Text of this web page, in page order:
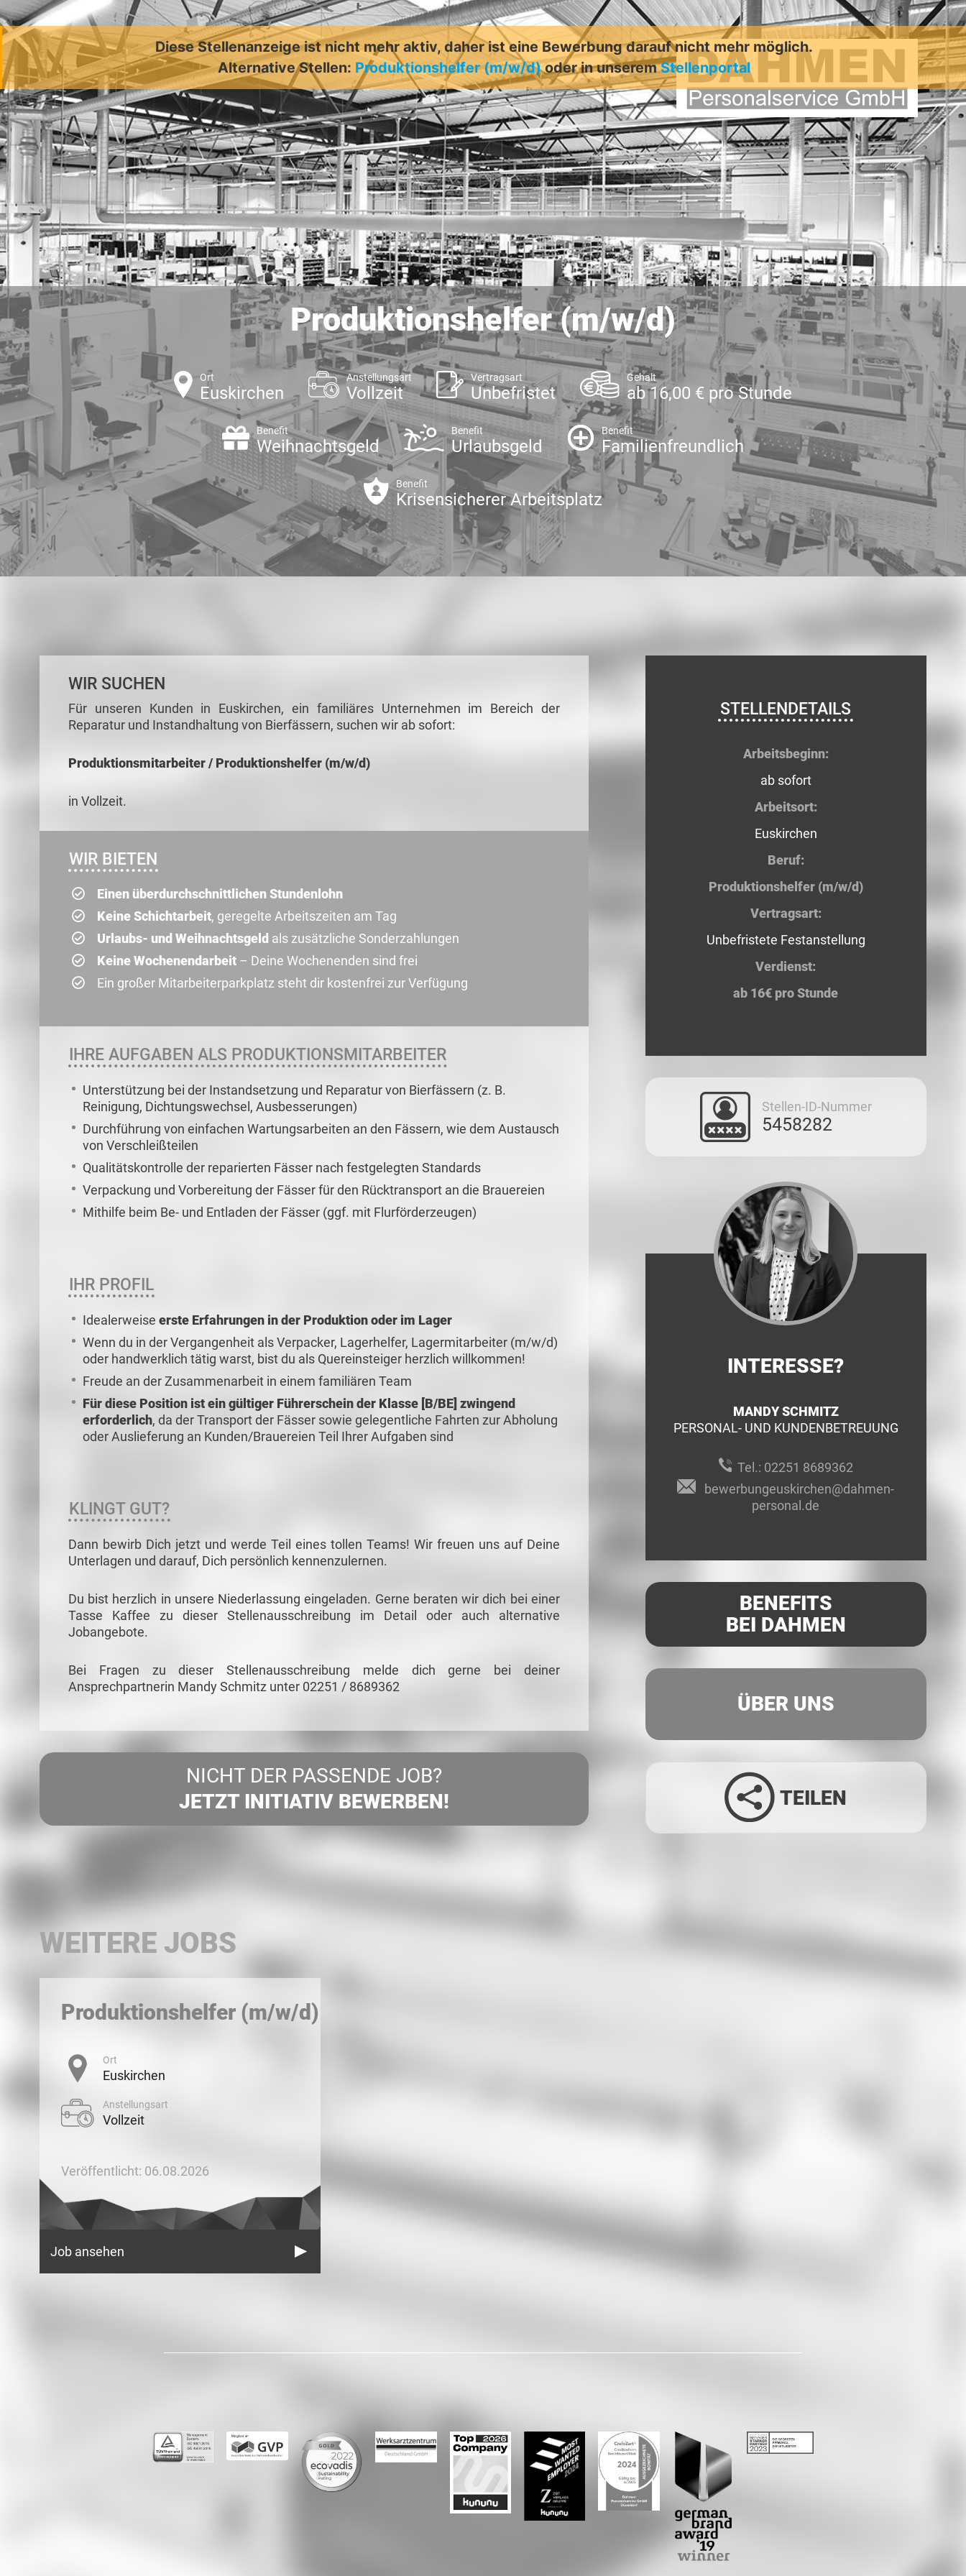
Diese Stellenanzeige ist nicht mehr aktiv, daher ist eine Bewerbung darauf nicht mehr möglich.
Alternative Stellen: Produktionshelfer (m/w/d) oder in unseremStellenportal
Produktionshelfer (m/w/d)
Ort
Euskirchen
Anstellungsart
Vollzeit
Vertragsart
Unbefristet
Gehalt
ab 16,00 € pro Stunde
Benefit
Weihnachtsgeld
Benefit
Urlaubsgeld
Benefit
Familienfreundlich
Benefit
Krisensicherer Arbeitsplatz
WIR SUCHEN
Für unseren Kunden in Euskirchen, ein familiäres Unternehmen im Bereich der
Reparatur und Instandhaltung von Bierfässern, suchen wir ab sofort:
Produktionsmitarbeiter / Produktionshelfer (m/w/d)
in Vollzeit.
WIR BIETEN
Einen überdurchschnittlichen Stundenlohn
Keine Schichtarbeit, geregelte Arbeitszeiten am Tag
Urlaubs- und Weihnachtsgeld als zusätzliche Sonderzahlungen
Keine Wochenendarbeit – Deine Wochenenden sind frei
Ein großer Mitarbeiterparkplatz steht dir kostenfrei zur Verfügung
IHRE AUFGABEN ALS PRODUKTIONSMITARBEITER
Unterstützung bei der Instandsetzung und Reparatur von Bierfässern (z. B.
Reinigung, Dichtungswechsel, Ausbesserungen)
Durchführung von einfachen Wartungsarbeiten an den Fässern, wie dem Austausch
von Verschleißteilen
Qualitätskontrolle der reparierten Fässer nach festgelegten Standards
Verpackung und Vorbereitung der Fässer für den Rücktransport an die Brauereien
Mithilfe beim Be- und Entladen der Fässer (ggf. mit Flurförderzeugen)
IHR PROFIL
Idealerweise erste Erfahrungen in der Produktion oder im Lager
Wenn du in der Vergangenheit als Verpacker, Lagerhelfer, Lagermitarbeiter (m/w/d)
oder handwerklich tätig warst, bist du als Quereinsteiger herzlich willkommen!
Freude an der Zusammenarbeit in einem familiären Team
Für diese Position ist ein gültiger Führerschein der Klasse [B/BE] zwingend
erforderlich, da der Transport der Fässer sowie gelegentliche Fahrten zur Abholung
oder Auslieferung an Kunden/Brauereien Teil Ihrer Aufgaben sind
KLINGT GUT?
Dann bewirb Dich jetzt und werde Teil eines tollen Teams! Wir freuen uns auf Deine
Unterlagen und darauf, Dich persönlich kennenzulernen.
Du bist herzlich in unsere Niederlassung eingeladen. Gerne beraten wir dich bei einer
Tasse Kaffee zu dieser Stellenausschreibung im Detail oder auch alternative
Jobangebote.
Bei Fragen zu dieser Stellenausschreibung melde dich gerne bei deiner
Ansprechpartnerin Mandy Schmitz unter 02251 / 8689362
NICHT DER PASSENDE JOB?
JETZT INITIATIV BEWERBEN!
STELLENDETAILS
Arbeitsbeginn:
ab sofort
Arbeitsort:
Euskirchen
Beruf:
Produktionshelfer (m/w/d)
Vertragsart:
Unbefristete Festanstellung
Verdienst:
ab 16€ pro Stunde
Stellen-ID-Nummer
5458282
INTERESSE?
MANDY SCHMITZ
PERSONAL- UND KUNDENBETREUUNG
Tel.: 02251 8689362
bewerbungeuskirchen@dahmen-
personal.de
BENEFITS
BEI DAHMEN
ÜBER UNS
TEILEN
WEITERE JOBS
Produktionshelfer (m/w/d)
Ort
Euskirchen
Anstellungsart
Vollzeit
Veröffentlicht: 06.08.2026
Job ansehen